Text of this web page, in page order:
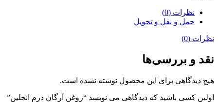
نظرات (0)
حمل و نقل و تحویل
نظرات (0)
نقد و بررسی‌ها
هیچ دیدگاهی برای این محصول نوشته نشده است.
اولین کسی باشید که دیدگاهی می نویسد “روغن آرگان درم انجلین”